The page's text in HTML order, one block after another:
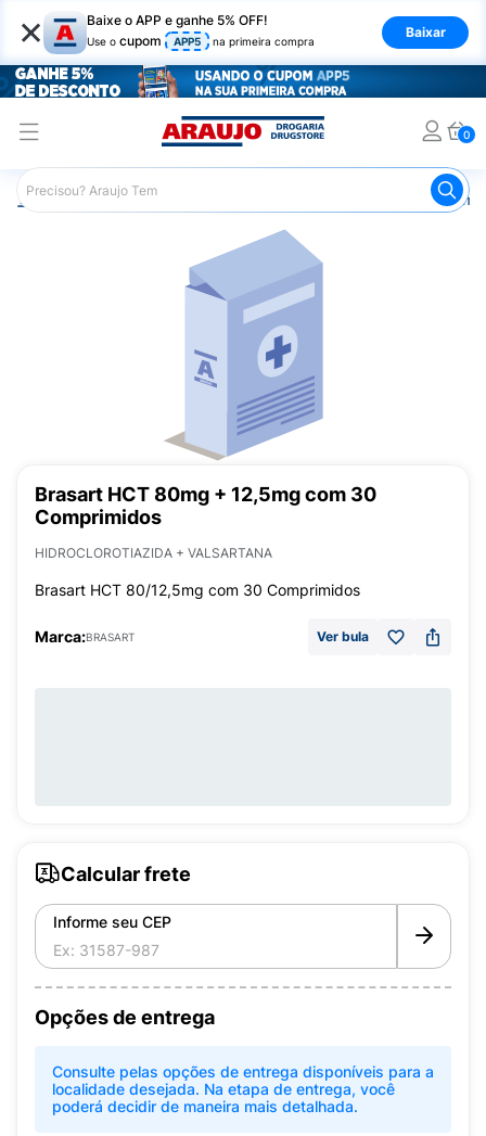
× Baixe o APP e ganhe 5% OFF!
Use o cupom APP5 na primeira compra
Baixar
0
Araujo Medicamentos
Brasart HCT 80mg + 12,5mg com 30
Comprimidos
HIDROCLOROTIAZIDA + VALSARTANA
Brasart HCT 80/12,5mg com 30 Comprimidos
Marca:BRASART Ver bula
Calcular frete
Informe seu CEP
Opções de entrega
Consulte pelas opções de entrega disponíveis para a
localidade desejada. Na etapa de entrega, você
poderá decidir de maneira mais detalhada.